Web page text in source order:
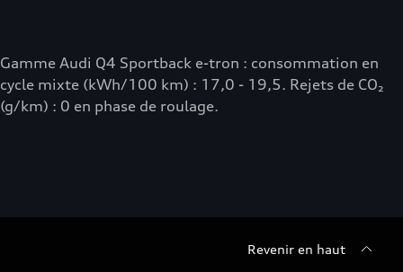
Gamme Audi Q4 Sportback e-tron : consommation en
cycle mixte (kWh/100 km) : 17,0 - 19,5. Rejets de CO₂
(g/km) : 0 en phase de roulage.
Revenir en haut